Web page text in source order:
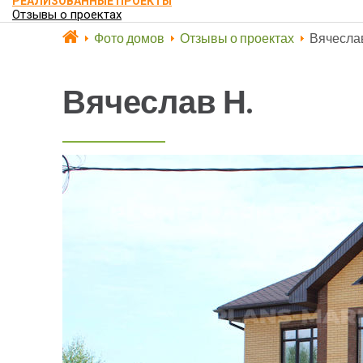
Отзывы о проектах
Фото домов Отзывы о проектах
Вячеслав Н.